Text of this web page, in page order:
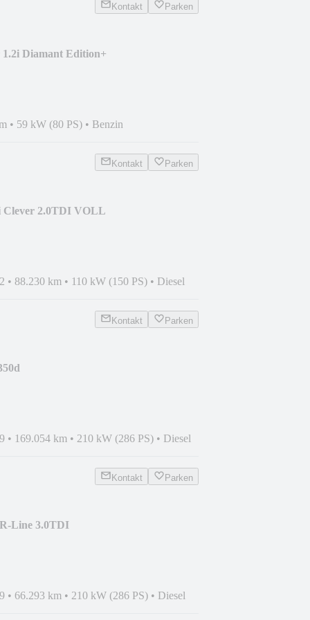
Kontakt Parken
Diamant Edition+
• 59 kW (80 PS) • Benzin
Kontakt Parken
Clever 2.0TDI VOLL
• 88.230 km • 110 kW (150 PS) • Diesel
Kontakt Parken
• 169.054 km • 210 kW (286 PS) • Diesel
Kontakt Parken
Line 3.0TDI
• 66.293 km • 210 kW (286 PS) • Diesel